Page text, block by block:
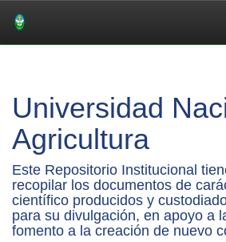
Universidad
Agricultura
Este Repositorio Institucional
recopilar los documentos de
científico producidos y
para su divulgación, en apoyo a
fomento a la creación de nuevo